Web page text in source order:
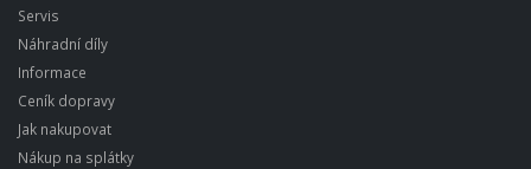
Servis
Náhradní díly
Informace
Ceník dopravy
Jak nakupovat
Nákup na splátky